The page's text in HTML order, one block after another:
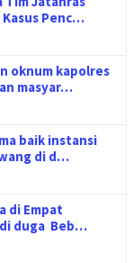
Kasus Penc…
oknum kapolres
masyar…
baik instansi
di d…
di Empat
duga Beb…